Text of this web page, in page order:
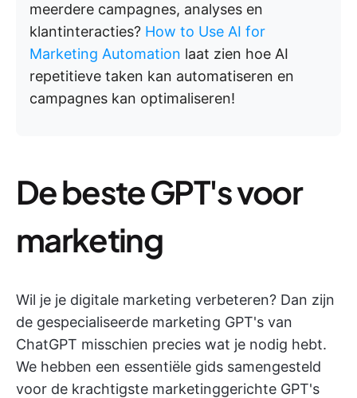
meerdere campagnes, analyses en
klantinteracties? How to Use AI for
Marketing Automation laat zien hoe AI
repetitieve taken kan automatiseren en
campagnes kan optimaliseren!
De beste GPT's voor
marketing
Wil je je digitale marketing verbeteren? Dan zijn
de gespecialiseerde marketing GPT's van
ChatGPT misschien precies wat je nodig hebt.
We hebben een essentiële gids samengesteld
voor de krachtigste marketinggerichte GPT's